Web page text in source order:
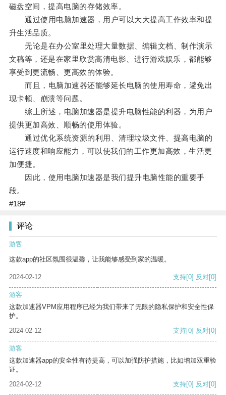
磁盘空间，提高电脑的存储效率。
通过使用电脑加速器，用户可以大大提高工作效率和提
升生活品质。
无论是在办公室里处理大量数据、编辑文档、制作演示
文稿等，还是在家里欣赏高清电影、进行游戏娱乐，都能够
享受到更流畅、更高效的体验。
而且，电脑加速器还能够延长电脑的使用寿命，避免出
现卡顿、崩溃等问题。
综上所述，电脑加速器是提升电脑性能的利器，为用户
提供更加高效、顺畅的使用体验。
通过优化系统资源的利用、清理垃圾文件、提高电脑的
运行速度和响应能力，可以使我们的工作更加高效，生活更
加便捷。
因此，使用电脑加速器是我们提升电脑性能的重要手
段。
#18#
评论
游客
这款app的社区氛围很温馨，让我能够感受到家的温暖。
2024-02-12 支持[0] 反对[0]
游客
这款加速器VPM应用程序已经为我们带来了无限的隐私保护和安全性保
护。
2024-02-12
支持[0] 反对[0]
游客
这款加速器app的安全性有待提高，可以加强防护措施，比如增加双重验
证。
2024-02-12
支持[0] 反对[0]